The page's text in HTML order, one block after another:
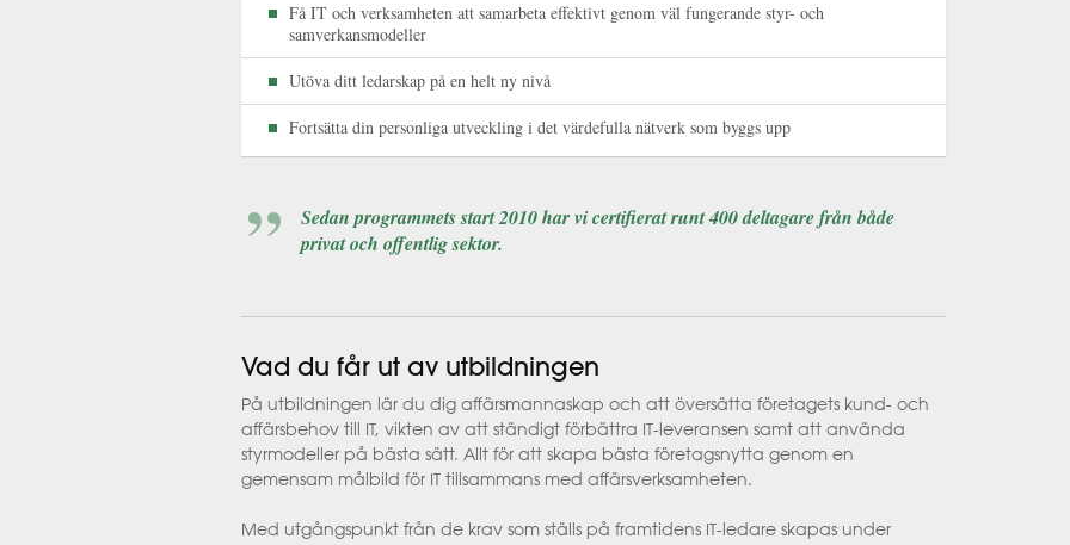
Få IT och verksamheten att samarbeta effektivt genom väl fungerande styr- och
samverkansmodeller
Utöva ditt ledarskap på en helt ny nivå
Fortsätta din personliga utveckling i det värdefulla nätverk som byggs upp
Sedan programmets start 2010 har vi certifierat runt 400 deltagare från både
privat och offentlig sektor.
Vad du får ut av utbildningen
På utbildningen lär du dig affärsmannaskap och att översätta företagets kund- och
affärsbehov till IT, vikten av att ständigt förbättra IT-leveransen samt att använda
styrmodeller på bästa sätt. Allt för att skapa bästa företagsnytta genom en
gemensam målbild för IT tillsammans med affärsverksamheten.
Med utgångspunkt från de krav som ställs på framtidens IT-ledare skapas under